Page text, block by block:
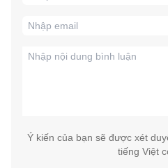
Ý kiến của bạn sẽ được xét
tiếng Việt